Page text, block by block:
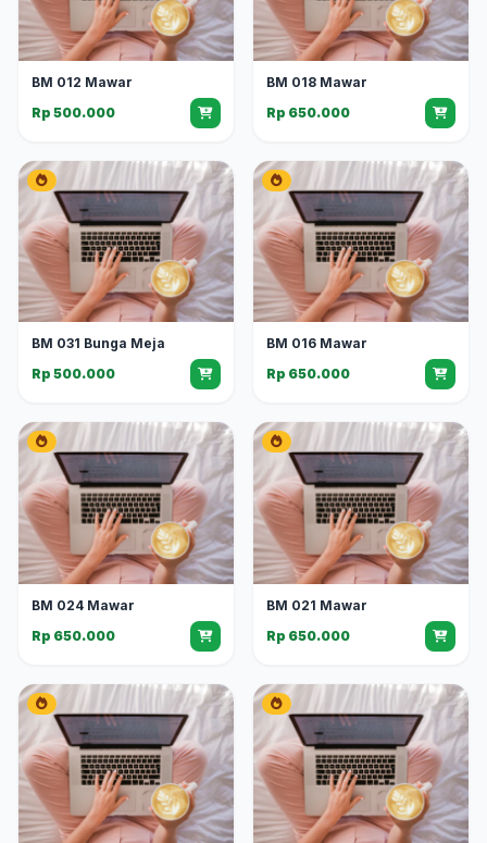
BM 012 Mawar
Rp 500.000
BM 018 Mawar
Rp 650.000
BM 031 Bunga Meja
Rp 500.000
BM 016 Mawar
Rp 650.000
BM 024 Mawar
Rp 650.000
BM 021 Mawar
Rp 650.000